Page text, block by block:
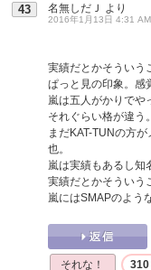
43 名無しだＪ より
2016年1月13日 4:31 AM
実績だとかそういう
ぱっと見の印象。感
嵐は五人がかりでや
それぐらい格が違う。
まだKAT-TUNの方
也。
嵐は実績もあるし知
実績だとかそういう
嵐にはSMAPのよう
それな！ 310